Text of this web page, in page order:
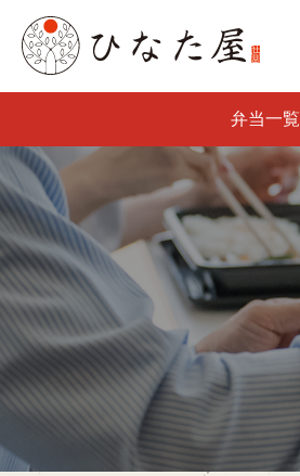
東京都板橋区で仕出し弁当な
弁当一覧